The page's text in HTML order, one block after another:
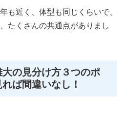
も近く、体型も同じくらいで、
たくさんの共通点がありまし
の見分け方３つのポ
ば間違いなし！